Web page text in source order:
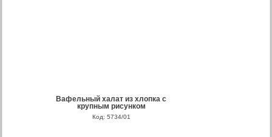
Вафельный халат из хлопка с
крупным рисунком
Код: 5734/01